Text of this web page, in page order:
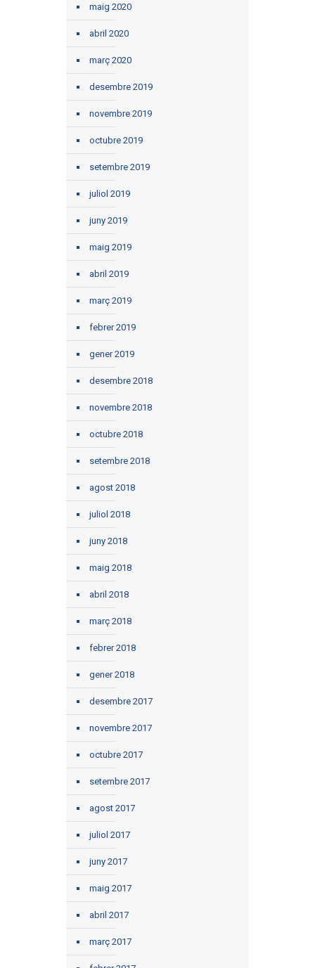
maig 2020
abril 2020
març 2020
desembre 2019
novembre 2019
octubre 2019
setembre 2019
juliol 2019
juny 2019
maig 2019
abril 2019
març 2019
febrer 2019
gener 2019
desembre 2018
novembre 2018
octubre 2018
setembre 2018
agost 2018
juliol 2018
juny 2018
maig 2018
abril 2018
març 2018
febrer 2018
gener 2018
desembre 2017
novembre 2017
octubre 2017
setembre 2017
agost 2017
juliol 2017
juny 2017
maig 2017
abril 2017
març 2017